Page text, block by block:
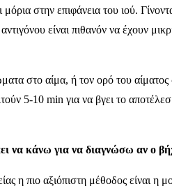
στην επιφάνεια του ιού.
είναι πιθανόν να έχουν
στο αίμα, ή τον ορό του
5-10 min για να βγει το
να κάνω για να διαγνώσω αν ο
η πιο αξιόπιστη μέθοδος είναι η